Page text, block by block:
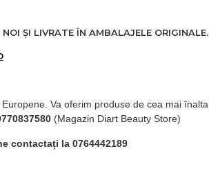
ȘI LIVRATE ÎN AMBALAJELE ORIGINALE.
Va oferim produse de cea mai
(Magazin Diart Beauty Store)
contactați la 0764442189